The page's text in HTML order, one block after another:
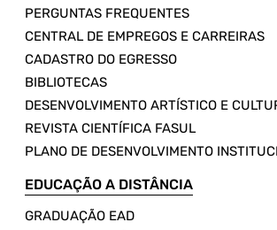
PERGUNTAS FREQUENTES
CENTRAL DE EMPREGOS E CARREIRAS
CADASTRO DO EGRESSO
BIBLIOTECAS
DESENVOLVIMENTO ARTÍSTICO E
REVISTA CIENTÍFICA FASUL
PLANO DE DESENVOLVIMENTO
EDUCAÇÃO A DISTÂNCIA
GRADUAÇÃO EAD